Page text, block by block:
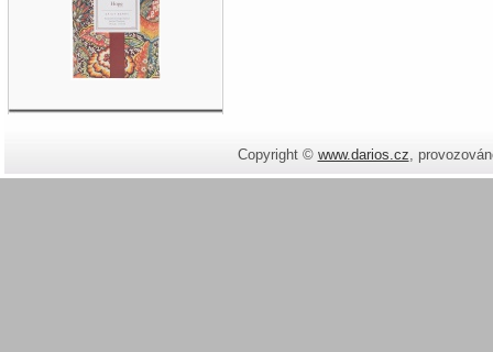
Copyright © www.darios.cz,